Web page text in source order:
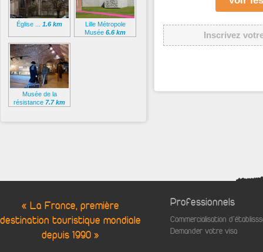
Inscrivez
Église ... 1.6 km
Lille Métropole
Musée 6.6 km
Musée de la
résistance 7.7 km
« La France, première
destination touristique mondiale
depuis 1990 »
Professionnels
Commercialisation
Demander votre visa